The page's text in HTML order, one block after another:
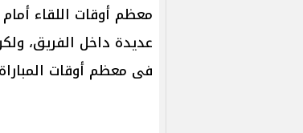
معظم أوقات اللقاء أمام
عديدة داخل الفريق،
فى معظم أوقات